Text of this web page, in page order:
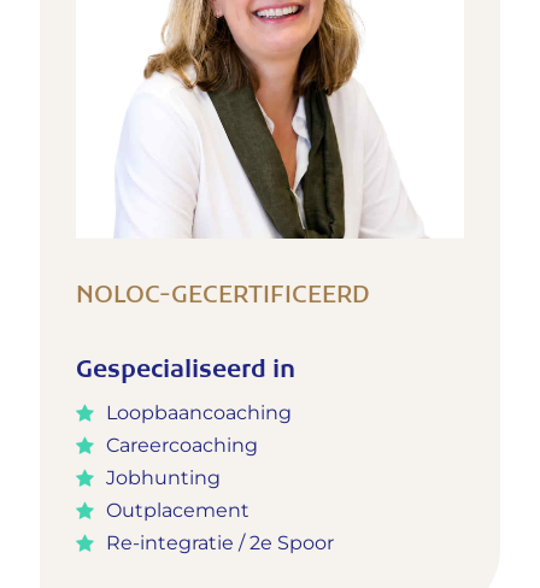
NOLOC-GECERTIFICEERD
Gespecialiseerd in
Loopbaancoaching
Careercoaching
Jobhunting
Outplacement
Re-integratie / 2e Spoor